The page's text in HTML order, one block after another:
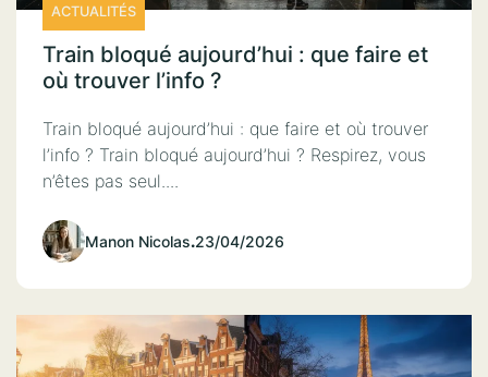
ACTUALITÉS
Train bloqué aujourd’hui : que faire et
où trouver l’info ?
Train bloqué aujourd’hui : que faire et où trouver
l’info ? Train bloqué aujourd’hui ? Respirez, vous
n’êtes pas seul....
Manon Nicolas.23/04/2026